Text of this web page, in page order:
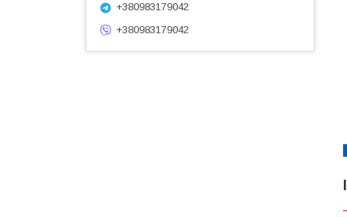
+380983179042
+380983179042